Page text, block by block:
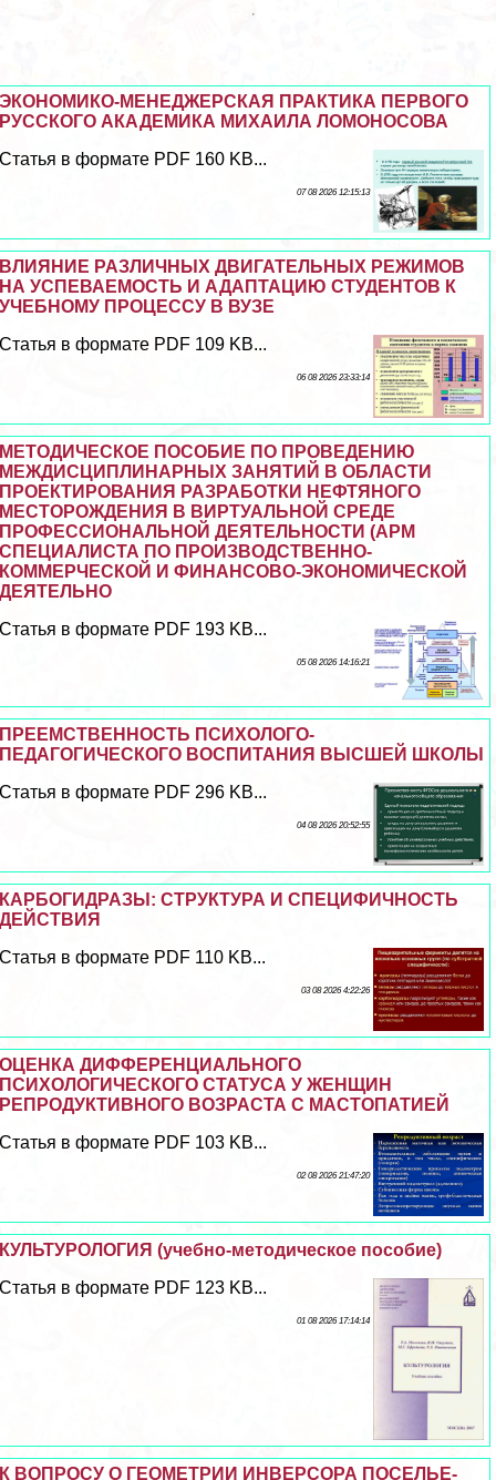
ЭКОНОМИКО-МЕНЕДЖЕРСКАЯ ПРАКТИКА ПЕРВОГО
РУССКОГО АКАДЕМИКА МИХАИЛА ЛОМОНОСОВА
Статья в формате PDF 160 KB...
07 08 2026 12:15:13
ВЛИЯНИЕ РАЗЛИЧНЫХ ДВИГАТЕЛЬНЫХ РЕЖИМОВ
НА УСПЕВАЕМОСТЬ И АДАПТАЦИЮ СТУДЕНТОВ К
УЧЕБНОМУ ПРОЦЕССУ В ВУЗЕ
Статья в формате PDF 109 KB...
06 08 2026 23:33:14
МЕТОДИЧЕСКОЕ ПОСОБИЕ ПО ПРОВЕДЕНИЮ
МЕЖДИСЦИПЛИНАРНЫХ ЗАНЯТИЙ В ОБЛАСТИ
ПРОЕКТИРОВАНИЯ РАЗРАБОТКИ НЕФТЯНОГО
МЕСТОРОЖДЕНИЯ В ВИРТУАЛЬНОЙ СРЕДЕ
ПРОФЕССИОНАЛЬНОЙ ДЕЯТЕЛЬНОСТИ (АРМ
СПЕЦИАЛИСТА ПО ПРОИЗВОДСТВЕННО-
КОММЕРЧЕСКОЙ И ФИНАНСОВО-ЭКОНОМИЧЕСКОЙ
ДЕЯТЕЛЬНО
Статья в формате PDF 193 KB...
05 08 2026 14:16:21
ПРЕЕМСТВЕННОСТЬ ПСИХОЛОГО-
ПЕДАГОГИЧЕСКОГО ВОСПИТАНИЯ ВЫСШЕЙ ШКОЛЫ
Статья в формате PDF 296 KB...
04 08 2026 20:52:55
КАРБОГИДРАЗЫ: СТРУКТУРА И СПЕЦИФИЧНОСТЬ
ДЕЙСТВИЯ
Статья в формате PDF 110 KB...
03 08 2026 4:22:26
ОЦЕНКА ДИФФЕРЕНЦИАЛЬНОГО
ПСИХОЛОГИЧЕСКОГО СТАТУСА У ЖЕНЩИН
РЕПРОДУКТИВНОГО ВОЗРАСТА С МАСТОПАТИЕЙ
Статья в формате PDF 103 KB...
02 08 2026 21:47:20
КУЛЬТУРОЛОГИЯ (учебно-методическое пособие)
Статья в формате PDF 123 KB...
01 08 2026 17:14:14
К ВОПРОСУ О ГЕОМЕТРИИ ИНВЕРСОРА ПОСЕЛЬЕ-